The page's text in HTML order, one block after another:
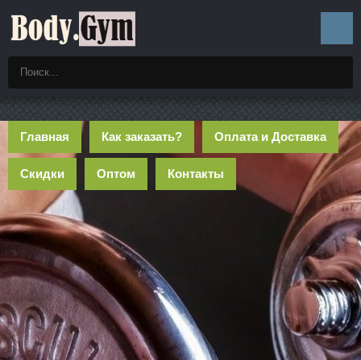
Главная Как заказать? Оплата и Доставка
Скидки Оптом Контакты